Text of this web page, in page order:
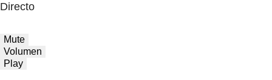
Directo
Mute
Volumen
Play